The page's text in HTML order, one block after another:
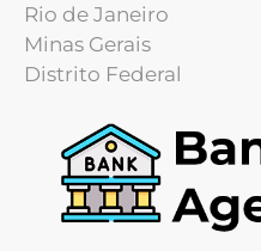
Rio de Janeiro
Minas Gerais
Distrito Federal